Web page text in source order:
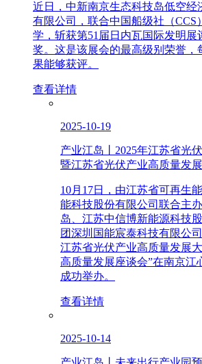
近日，中新南京生态科技岛低空经
有限公司，联合中国船级社（CCS
学，斩获第51届日内瓦国际发明展
奖。这是该展会的最高级别荣誉，
果能够获评。
查看详情
2025-10-19
产业江岛丨2025年江苏省光
暨江苏省光伏产业高质量发
10月17日，由江苏省可再生
能科技股份有限公司联合主
岛、江苏中信博新能源科技
团深圳国能宸泰科技有限公
江苏省光伏产业高质量发展
高质量发展座谈会”在南京江
成功举办。
查看详情
2025-10-14